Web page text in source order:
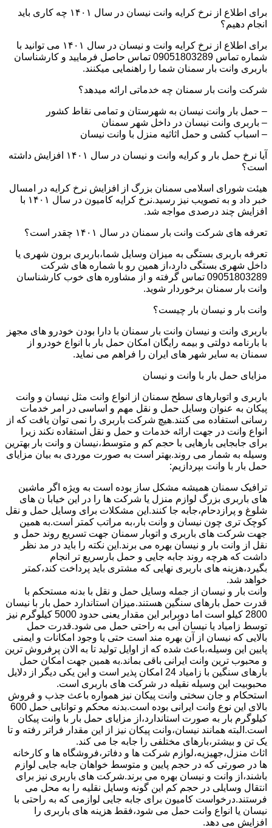
برای اطلاع از نرخ کرایه وانت نیسان در سال ۱۴۰۱ چه کاری باید
انجام دهیم؟
برای اطلاع از نرخ کرایه وانت و نیسان در سال ۱۴۰۱ می توانید با
شماره تماس 09051803289 تماس حاصل فرمایید و کارشناسان
باربری وانت بار سمنان شما را راهنمایی میکنند.
شرکت وانت بار سمنان چه خدماتی ارائه میدهد؟
– حمل بار وانت نیسان به شهرستان و تمامی نقاط کشور
– باربری وانت نیسان در داخل شهر سمنان
– اسباب کشی و حمل اثاثیه منزل با وانت نیسان
آیا نرخ حمل بار و کرایه وانت و نیسان در سال ۱۴۰۱ افزایش داشته
است؟
هیئت شورای اسلامی سمنان بزرگ از افزایش نرخ کرایه در امسال
خبر داد و به تصویب نیز رسید.نرخ کرایه کامیون در سال ۱۴۰۱ با
افزایش چند درصدی مواجه شد.
تعرفه های شرکت وانت بار سمنان در سال ۱۴۰۱ چقدر است؟
تعرفه باربری بستگی به میزان وسایل شما،باربری برون شهری یا
داخل شهری بستگی دارد،از همین رو با شماره های شرکت
09051803289 تماس گرفته و از مشاوره های خوب کارشناسان
وانت بار سمنان برخوردار شوید.
وانت بار و نیسان بار چیست؟
باربری وانت و نیسان وانت بار سمنان با دارا بودن خودرو های مجهز
با بارنامه دولتی و بیمه رایگان امکان حمل بار با انواع خودرو از
سمنان به سایر شهر های ایران را فراهم می نماید.
مزایای حمل بار با وانت و نیسان
باربری و اتوبارهای سطح سمنان از انواع وانت مثل نیسان و وانت
پیکان به عنوان وسایل حمل و نقل مهم و اساسی در امر خدمات
رسانی استفاده می کنند.هیچ شرکت باربری را نمی توان یافت که از
انواع وانت در جهت ارائه خدمات و حمل و نقل استفاده نکند زیرا
برای جابجایی بارهایی با حجم کم و متوسط،نیسان و وانت بار بهترین
وسیله به شمار می روند.بهتر است به صورت موردی به بیان مزایای
حمل بار با وانت بپردازیم:
ترافیک سمنان همیشه مشکل ساز بوده است به ویژه اگر ماشین
های باربری بزرگ لوازم منزل یا شرکت ها را در این خیابا ن های
شلوغ و پرازدحام،جابه جا کنند.این مشکلات برای وسایل حمل و نقل
کوچک تری چون نیسان و وانت بار،به مراتب کمتر است.به همین
جهت شرکت های باربری و اتوبار سمنان جهت تسریع روند حمل و
نقل از وانت بار و نیسان بهره می برند.این نکته را باید در مد نظر
داشت که هرچه روند جابه جایی و حمل بارسریع تر انجام
بگیرد،هزینه های باربری نهایی که مشتری باید پرداخت کند،کمتر
خواهد شد.
وانت بار و نیسان از جمله وسایل حمل و نقل با بدنه مستحکم با
قدرت حمل بارهای سنگین هستند.میزان استاندارد حمل بار با نیسان
2800 کیلو است اما دوبرابر این مقدار یعنی حدود 5000 کیلوگرم نیز
توسط زامیاد یا نیسان آبی به راحتی حمل می شود.قدرت حمل
بالایی که نیسان از آن بهره مند است حتی با وجود امکانات و ایمنی
پایین این وسیله،باعث شده که از اوایل تولید تا به الان پرفروش ترین
و محبوب ترین وانت ایرانی باقی بماند.به همین جهت امکان حمل
بارهای سنگین با زامیاد 24 امکان پذیر است و این یکی دیگر از دلایل
محبوبیت این وسیله نقیله در شرکت های باربری است.
استحکام و جان سختی وانت پیکان نیز همواره باعث جذب و فروش
بالای این نوع وانت ایرانی بوده است.بدنه محکم و توانایی حمل 600
کیلوگرم بار به صورت استاندارد،از مزایای حمل بار با وانت پیکان
است.البته همانند نیسان،وانت پیکان نیز از این مقدار فراتر رفته و تا
یک تن و بیشتر،بارهای مختلفی را جابه جا می کند.
اثاث منزل،جهیزیه،لوازم شرکت ها و دفاتر،فروشگاه ها و کارخانه
ها در صورتی که در حجم پایین و متوسط خواهان جابه جایی لوازم
باشند،از وانت و نیسان بهره می برند.شرکت های باربری نیز برای
انتقال وسایلی در حجم کم این گونه وسایل نقلیه را به محل می
فرستند.درخواست کامیون برای جابه جایی لوازمی که به راحتی با
نیسان یا انواع وانت حمل می شود،فقط هزینه های باربری را
افزایش می دهد.